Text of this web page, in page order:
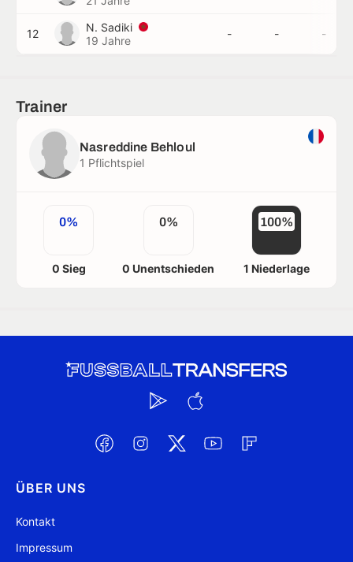
12
N. Sadiki
19 Jahre
- - -
Trainer
Nasreddine Behloul
1 Pflichtspiel
0%
0 Sieg
0%
0 Unentschieden
100%
1 Niederlage
ÜBER UNS
Kontakt
Impressum